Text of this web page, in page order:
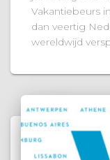
Vakantiebeurs
dan veertig
wereldwijd